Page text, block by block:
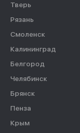
Тверь
Рязань
Смоленск
Калининград
Белгород
Челябинск
Брянск
Пенза
Крым